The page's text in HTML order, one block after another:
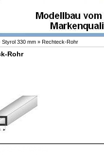
Styrol 330 mm » Rechteck-Rohr
Rohr